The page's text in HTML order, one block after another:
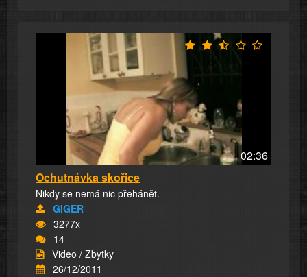
02:36
Ochutnávka skořice
Nikdy se nemá nic přehánět.
GIGER
3277x
14
Video / Zbytky
26/12/2011